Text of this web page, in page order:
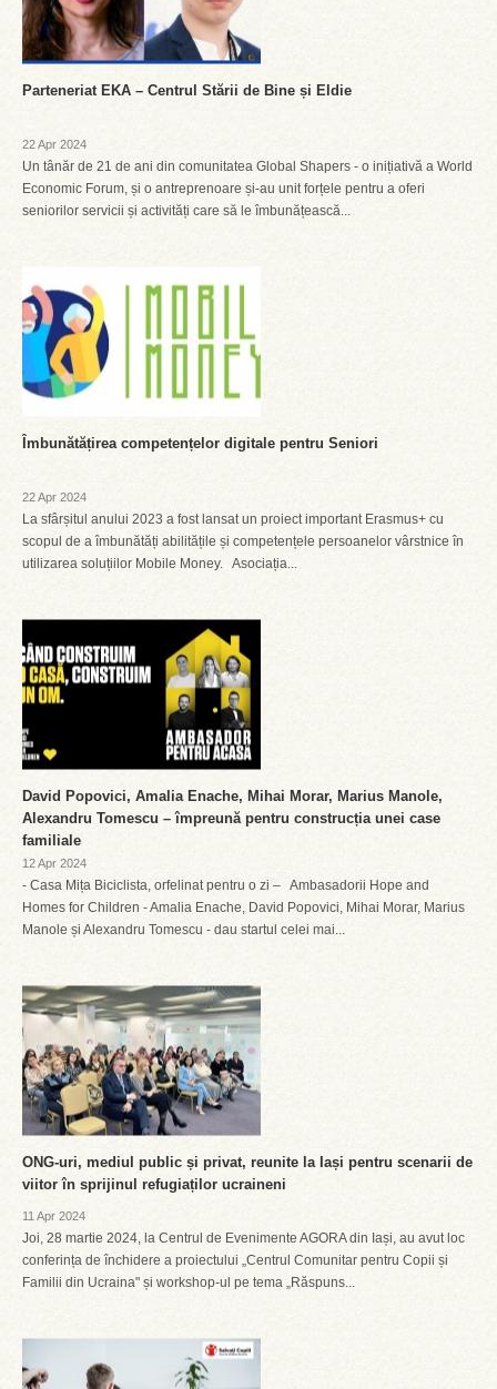
Parteneriat EKA – Centrul Stării de Bine și Eldie
22 Apr 2024
Un tânăr de 21 de ani din comunitatea Global Shapers - o inițiativă a World
Economic Forum, și o antreprenoare și-au unit forțele pentru a oferi
seniorilor servicii și activități care să le îmbunățească...
Îmbunătățirea competențelor digitale pentru Seniori
22 Apr 2024
La sfârșitul anului 2023 a fost lansat un proiect important Erasmus+ cu
scopul de a îmbunătăți abilitățile și competențele persoanelor vârstnice în
utilizarea soluțiilor Mobile Money. Asociația...
David Popovici, Amalia Enache, Mihai Morar, Marius Manole,
Alexandru Tomescu – împreună pentru construcția unei case
familiale
12 Apr 2024
- Casa Mița Biciclista, orfelinat pentru o zi – Ambasadorii Hope and
Homes for Children - Amalia Enache, David Popovici, Mihai Morar, Marius
Manole și Alexandru Tomescu - dau startul celei mai...
ONG-uri, mediul public și privat, reunite la Iași pentru scenarii de
viitor în sprijinul refugiaților ucraineni
11 Apr 2024
Joi, 28 martie 2024, la Centrul de Evenimente AGORA din Iași, au avut loc
conferința de închidere a proiectului „Centrul Comunitar pentru Copii și
Familii din Ucraina" și workshop-ul pe tema „Răspuns...